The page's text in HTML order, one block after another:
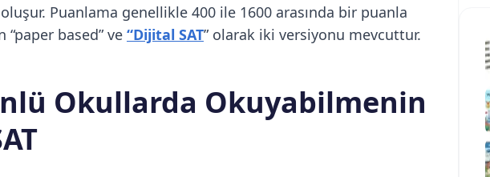
Puanlama genellikle 400 ile 1600 arasında bir puanla
“paper based” ve “Dijital SAT” olarak iki versiyonu mevcuttur.
Okullarda Okuyabilmenin